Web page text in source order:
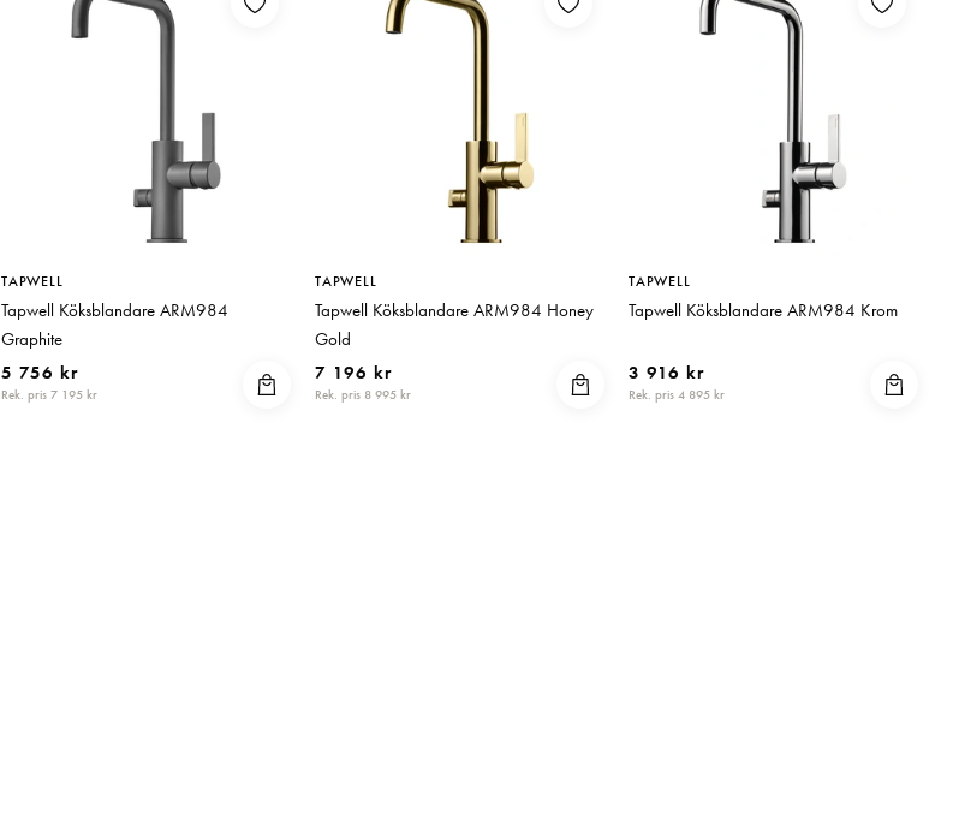
TAPWELL
Tapwell Köksblandare ARM984
Graphite
5 756 kr
Rek. pris 7 195 kr
TAPWELL
Tapwell Köksblandare ARM984 Honey
Gold
7 196 kr
Rek. pris 8 995 kr
TAPWELL
Tapwell Köksblandare ARM984 Krom
3 916 kr
Rek. pris 4 895 kr